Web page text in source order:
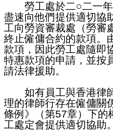
勞工處於二○二一年
盡速向他們提供適切協
工向勞資審裁處（勞審
終止僱傭合約的款項。
款項，因此勞工處隨即
特惠款項的申請，並按
請法律援助。
如有員工與香港律師
理的律師行存在僱傭關
條例》（第57章）下的
工處定會提供適切協助